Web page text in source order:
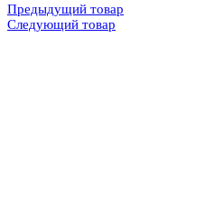
Предыдущий товар
Следующий товар